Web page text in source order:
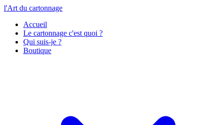
l'Art du cartonnage
Accueil
Le cartonnage c'est quoi ?
Qui suis-je ?
Boutique